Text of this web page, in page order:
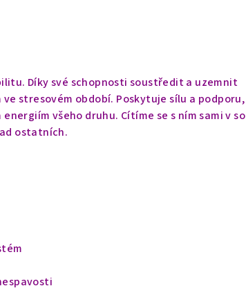
Díky své schopnosti soustředit a uzemnit
stresovém období. Poskytuje sílu a podporu,
všeho druhu. Cítíme se s ním sami v
ostatních.